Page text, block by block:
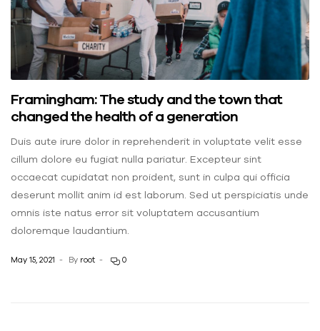
Framingham: The study and the town that
changed the health of a generation
Duis aute irure dolor in reprehenderit in voluptate velit esse
cillum dolore eu fugiat nulla pariatur. Excepteur sint
occaecat cupidatat non proident, sunt in culpa qui officia
deserunt mollit anim id est laborum. Sed ut perspiciatis unde
omnis iste natus error sit voluptatem accusantium
doloremque laudantium.
May 15, 2021 By root 0